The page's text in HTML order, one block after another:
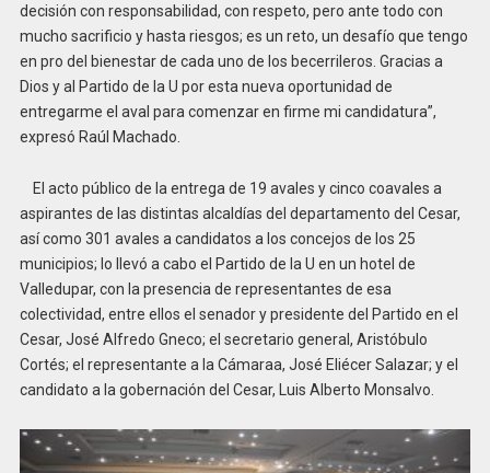
decisión con responsabilidad, con respeto, pero ante todo con
mucho sacrificio y hasta riesgos; es un reto, un desafío que tengo
en pro del bienestar de cada uno de los becerrileros. Gracias a
Dios y al Partido de la U por esta nueva oportunidad de
entregarme el aval para comenzar en firme mi candidatura”,
expresó Raúl Machado.
El acto público de la entrega de 19 avales y cinco coavales a
aspirantes de las distintas alcaldías del departamento del Cesar,
así como 301 avales a candidatos a los concejos de los 25
municipios; lo llevó a cabo el Partido de la U en un hotel de
Valledupar, con la presencia de representantes de esa
colectividad, entre ellos el senador y presidente del Partido en el
Cesar, José Alfredo Gneco; el secretario general, Aristóbulo
Cortés; el representante a la Cámaraa, José Eliécer Salazar; y el
candidato a la gobernación del Cesar, Luis Alberto Monsalvo.